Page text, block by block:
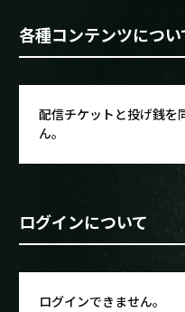
各種コンテンツについ
配信チケットと投げ銭を
ん。
ログインについて
ログインできません。